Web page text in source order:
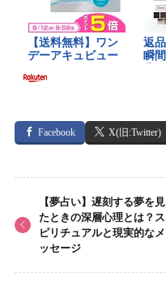
Facebook X(旧:Twitter)
【夢占い】遅刻する夢を見
たときの深層心理とは？ス
ピリチュアルと現実的なメ
ッセージ